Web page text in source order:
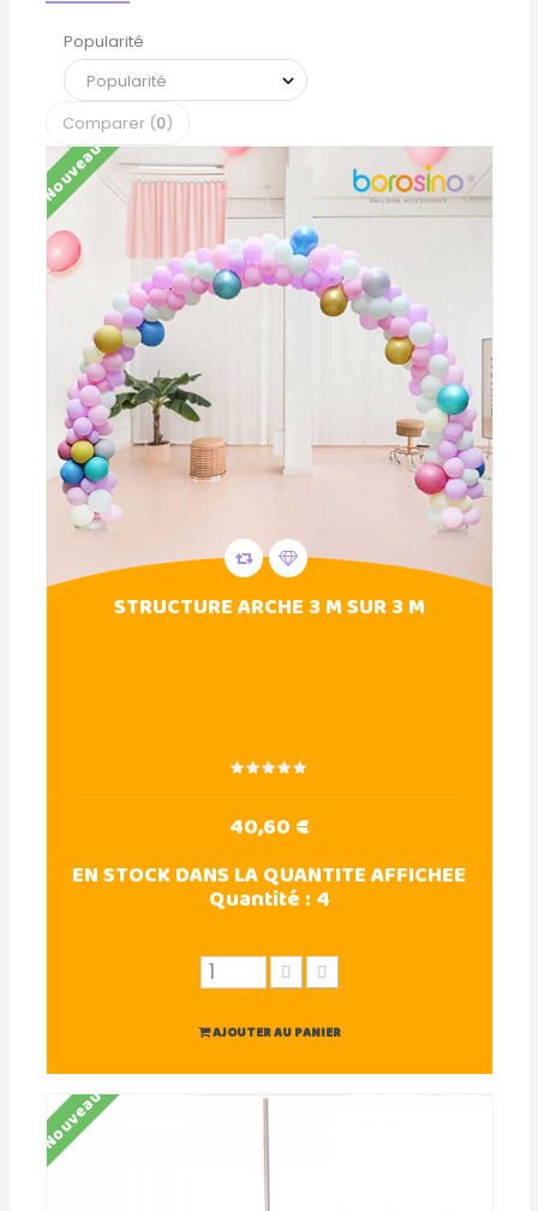
Popularité
Comparer (0)
Nouveau
STRUCTURE ARCHE 3 M SUR 3 M
40,60 €
EN STOCK DANS LA QUANTITE AFFICHEE
Quantité :4
AJOUTER AU PANIER
Nouveau